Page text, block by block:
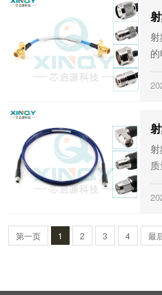
测
第一页 1 2 3 4 最